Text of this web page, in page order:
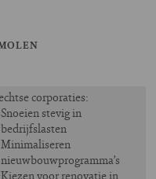
corporaties:
Snoeien stevig in
bedrijfslasten
Minimaliseren
nieuwbouwprogramma’s
Kiezen voor renovatie in